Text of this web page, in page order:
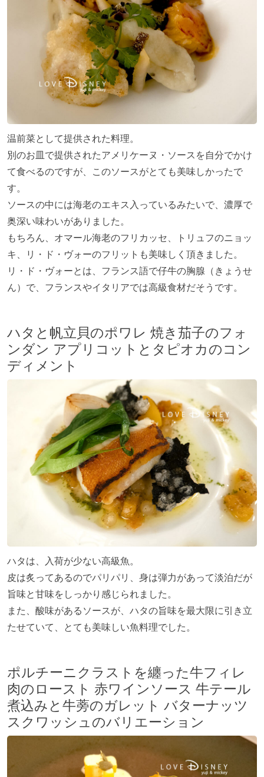
温前菜として提供された料理。
別のお皿で提供されたアメリケーヌ・ソースを自分でかけ
て食べるのですが、このソースがとても美味しかったで
す。
ソースの中には海老のエキス入っているみたいで、濃厚で
奥深い味わいがありました。
もちろん、オマール海老のフリカッセ、トリュフのニョッ
キ、リ・ド・ヴォーのフリットも美味しく頂きました。
リ・ド・ヴォーとは、フランス語で仔牛の胸腺（きょうせ
ん）で、フランスやイタリアでは高級食材だそうです。
ハタと帆立貝のポワレ 焼き茄子のフォ
ンダン アプリコットとタピオカのコン
ディメント
ハタは、入荷が少ない高級魚。
皮は炙ってあるのでパリパリ、身は弾力があって淡泊だが
旨味と甘味をしっかり感じられました。
また、酸味があるソースが、ハタの旨味を最大限に引き立
たせていて、とても美味しい魚料理でした。
ポルチーニクラストを纏った牛フィレ
肉のロースト 赤ワインソース 牛テール
煮込みと牛蒡のガレット バターナッツ
スクワッシュのバリエーション